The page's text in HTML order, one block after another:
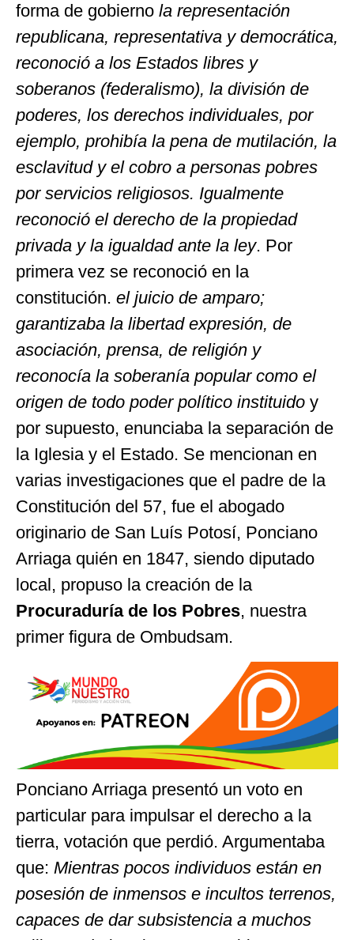
forma de gobierno la representación
republicana, representativa y democrática,
reconoció a los Estados libres y
soberanos (federalismo), la división de
poderes, los derechos individuales, por
ejemplo, prohibía la pena de mutilación, la
esclavitud y el cobro a personas pobres
por servicios religiosos. Igualmente
reconoció el derecho de la propiedad
privada y la igualdad ante la ley. Por
primera vez se reconoció en la
constitución. el juicio de amparo;
garantizaba la libertad expresión, de
asociación, prensa, de religión y
reconocía la soberanía popular como el
origen de todo poder político instituido y
por supuesto, enunciaba la separación de
la Iglesia y el Estado. Se mencionan en
varias investigaciones que el padre de la
Constitución del 57, fue el abogado
originario de San Luís Potosí, Ponciano
Arriaga quién en 1847, siendo diputado
local, propuso la creación de la
Procuraduría de los Pobres, nuestra
primer figura de Ombudsam.
Ponciano Arriaga presentó un voto en
particular para impulsar el derecho a la
tierra, votación que perdió. Argumentaba
que: Mientras pocos individuos están en
posesión de inmensos e incultos terrenos,
capaces de dar subsistencia a muchos